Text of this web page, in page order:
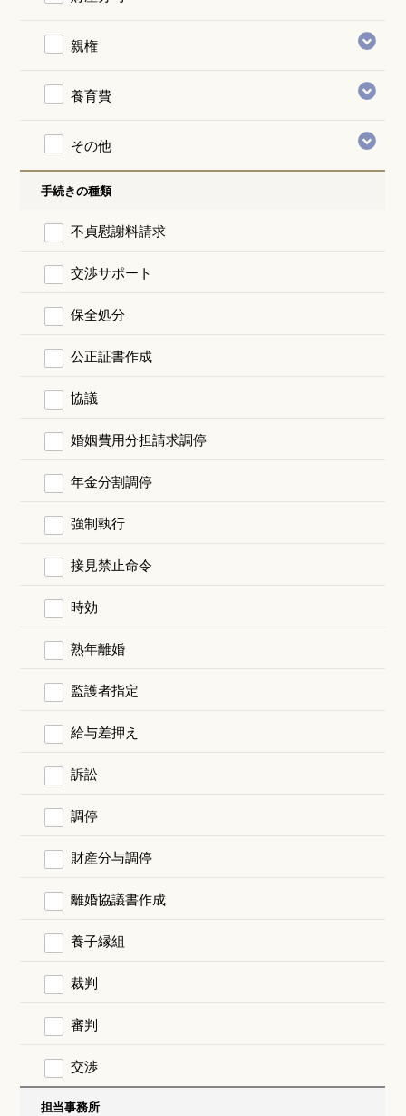
親権
養育費
その他
手続きの種類
不貞慰謝料請求
交渉サポート
保全処分
公正証書作成
協議
婚姻費用分担請求調停
年金分割調停
強制執行
接見禁止命令
時効
熟年離婚
監護者指定
給与差押え
訴訟
調停
財産分与調停
離婚協議書作成
養子縁組
裁判
審判
交渉
担当事務所